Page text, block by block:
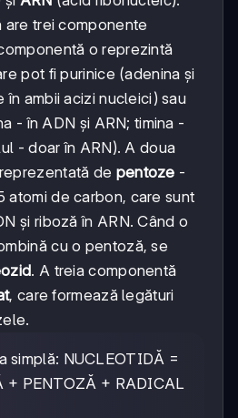
trei componente
o reprezintă
pot fi purinice (adenina și
în ambii acizi nucleici) sau
- în ADN și ARN; timina -
- doar în ARN). A doua
de pentoze -
atomi de carbon, care sunt
și riboză în ARN. Când o
cu o pentoză, se
. A treia componentă
, care formează legături
simplă: NUCLEOTIDĂ =
+ PENTOZĂ + RADICAL